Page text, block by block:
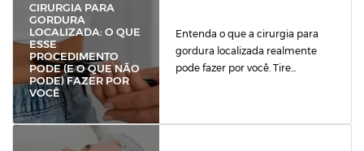
CIRURGIA PARA
GORDURA
LOCALIZADA: O QUE
ESSE
PROCEDIMENTO
PODE (E O QUE NÃO
PODE) FAZER POR
VOCÊ
Entenda o que a cirurgia para
gordura localizada realmente
pode fazer por você. Tire...